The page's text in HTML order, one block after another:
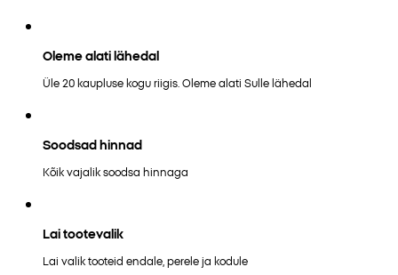
Oleme alati lähedal
Üle 20 kaupluse kogu riigis. Oleme alati Sulle lähedal
Soodsad hinnad
Kõik vajalik soodsa hinnaga
Lai tootevalik
Lai valik tooteid endale, perele ja kodule